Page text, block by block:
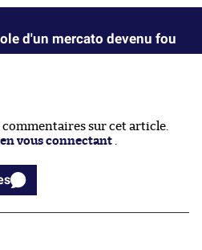
d'un mercato devenu fou
commentaires sur cet article.
en vous connectant